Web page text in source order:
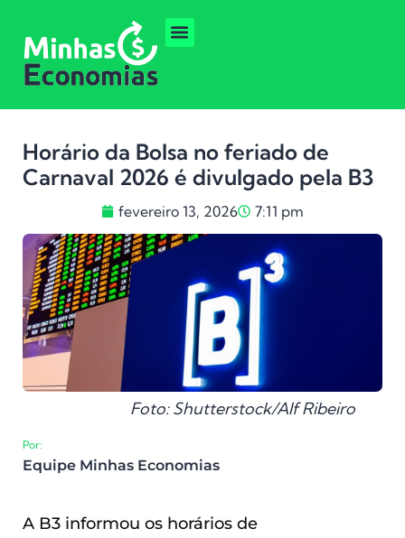
Horário da Bolsa no feriado de
Carnaval 2026 é divulgado pela B3
fevereiro 13, 2026 7:11 pm
Foto: Shutterstock/Alf Ribeiro
Por:
Equipe Minhas Economias
A B3 informou os horários de